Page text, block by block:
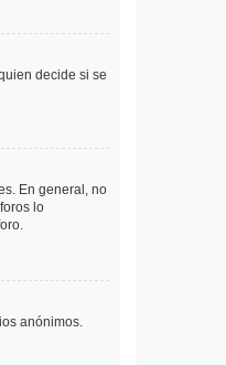
decide si se
En general, no
lo
anónimos.